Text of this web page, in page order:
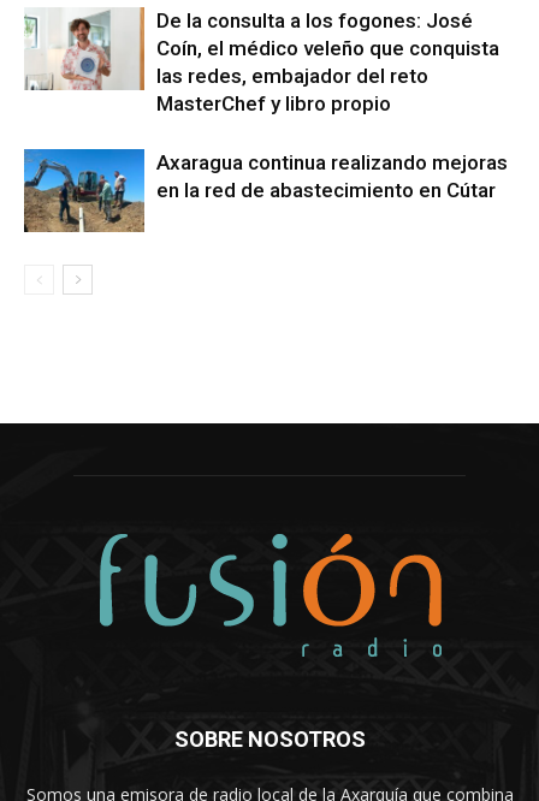
De la consulta a los fogones: José
Coín, el médico veleño que conquista
las redes, embajador del reto
MasterChef y libro propio
Axaragua continua realizando mejoras
en la red de abastecimiento en Cútar
SOBRE NOSOTROS
Somos una emisora de radio local de la Axarquía que combina